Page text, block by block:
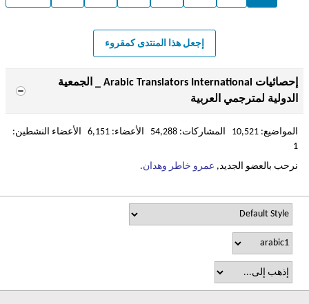
إجعل هذا المنتدى كمقروء
إحصائيات Arabic Translators International _ الجمعية
الدولية لمترجمي العربية
المواضيع: 10,521 المشاركات: 54,288 الأعضاء: 6,151 الأعضاء النشطين:
1
نرحب بالعضو الجديد, عمرو خاطر وهدان.